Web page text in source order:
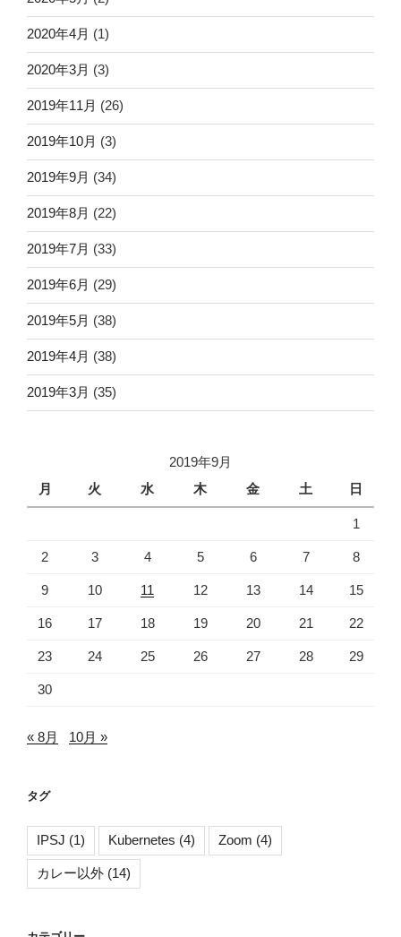
2020年4月 (1)
2020年3月 (3)
2019年11月 (26)
2019年10月 (3)
2019年9月 (34)
2019年8月 (22)
2019年7月 (33)
2019年6月 (29)
2019年5月 (38)
2019年4月 (38)
2019年3月 (35)
2019年9月
月
火 水 木 金 土 日
1
2 3 4 5 6 7 8
9 10 11 12 13 14 15
16 17 18 19 20 21 22
23 24 25 26 27 28 29
30
« 8月 10月 »
タグ
IPSJ (1) Kubernetes (4) Zoom (4)
カレー以外 (14)